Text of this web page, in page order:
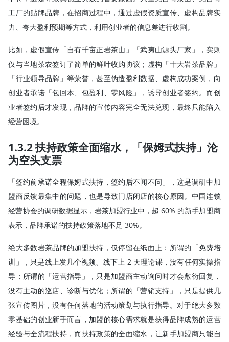
工厂的贴牌品牌，在招商过程中，通过虚假资质宣传、虚构品牌实
力、夸大盈利预期等方式，利用创业者的信息差进行收割。
比如，虚假宣传「自有千亩正岩茶山」「武夷山源头厂家」，实则
仅与当地茶农签订了简单的鲜叶收购协议；虚构「十大岩茶品牌」
「行业领导品牌」等荣誉，甚至伪造盈利数据、虚构成功案例，向
创业者承诺「包回本、包盈利、零风险」，诱导创业者签约。而创
业者签约后才发现，品牌的宣传内容完全无法兑现，最终只能陷入
经营困境。
1.3.2 扶持政策全面缩水，「保姆式扶持」沦
为空头支票
「签约前承诺全程保姆式扶持，签约后不闻不问」，这是调研中加
盟商反馈最集中的问题，也是导致门店闭店的核心原因。中国连锁
经营协会的调研数据显示，岩茶加盟行业中，超 60% 的新手加盟商
表示，品牌承诺的扶持政策落地不足 30%。
绝大多数岩茶品牌的加盟扶持，仅停留在纸面上：所谓的「免费培
训」，只是线上发几个视频、线下上 2 天理论课，没有任何实操指
导；所谓的「运营指导」，只是加盟商主动询问时才会敷衍回复，
没有主动的巡店、诊断与优化；所谓的「营销支持」，只是提供几
张宣传图片，没有任何落地的活动策划与执行指导。对于绝大多数
零基础的创业新手而言，加盟的核心需求就是获得品牌成熟的运营
经验与全流程扶持，而扶持政策的全面缩水，让新手加盟商只能自